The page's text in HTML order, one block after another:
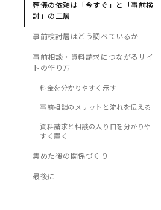
葬儀の依頼は「今すぐ」と「事前検
討」の二層
事前検討層はどう調べているか
事前相談・資料請求につながるサイ
トの作り方
料金を分かりやすく示す
事前相談のメリットと流れを伝える
資料請求と相談の入り口を分かりや
すく置く
集めた後の関係づくり
最後に